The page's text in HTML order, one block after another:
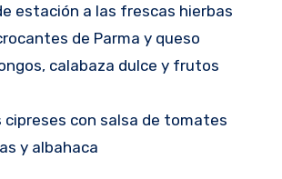
estación a las frescas hierbas
de Parma y queso
calabaza dulce y frutos
cipreses con salsa de tomates
y albahaca